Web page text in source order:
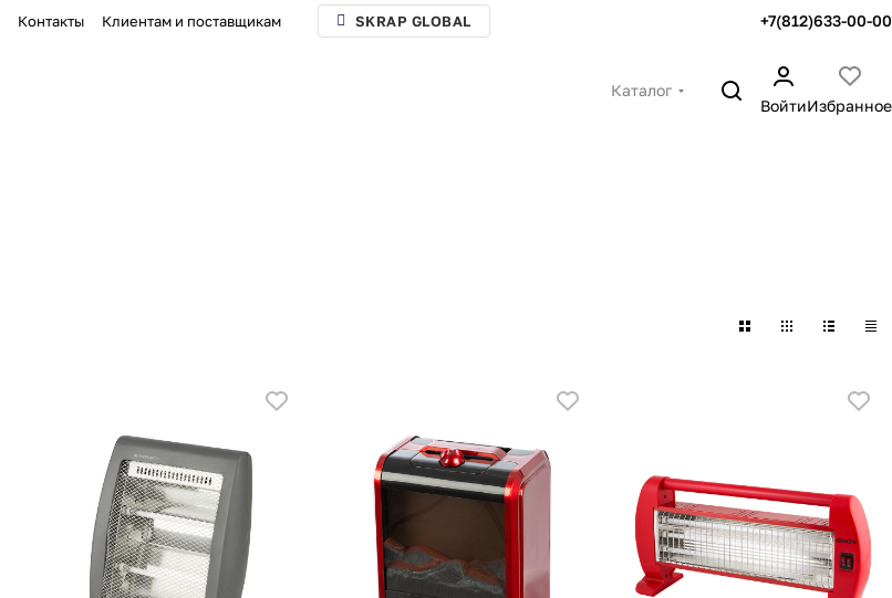
Контакты Клиентам и поставщикам SKRAP GLOBAL +7(812)633-00-00
Каталог
ВойтиИзбранное